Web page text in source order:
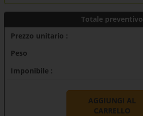
Totale preventivo
Prezzo unitario :
Peso
Imponibile :
AGGIUNGI AL
CARRELLO